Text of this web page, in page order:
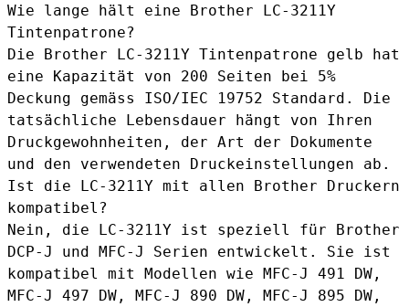
Wie lange hält eine Brother LC-3211Y
Tintenpatrone?
Die Brother LC-3211Y Tintenpatrone gelb hat
eine Kapazität von 200 Seiten bei 5%
Deckung gemäss ISO/IEC 19752 Standard. Die
tatsächliche Lebensdauer hängt von Ihren
Druckgewohnheiten, der Art der Dokumente
und den verwendeten Druckeinstellungen ab.
Ist die LC-3211Y mit allen Brother Druckern
kompatibel?
Nein, die LC-3211Y ist speziell für Brother
DCP-J und MFC-J Serien entwickelt. Sie ist
kompatibel mit Modellen wie MFC-J 491 DW,
MFC-J 497 DW, MFC-J 890 DW, MFC-J 895 DW,